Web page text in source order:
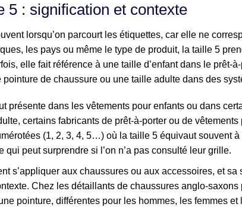
5 : signification et contexte
lorsqu’on parcourt les étiquettes, car elle ne
les pays ou même le type de produit, la taille 5
elle fait référence à une taille d’enfant dans le prêt-
de chaussure ou une taille adulte dans des
présente dans les vêtements pour enfants ou dans
certains fabricants de prêt-à-porter ou de
(1, 2, 3, 4, 5…) où la taille 5 équivaut souvent
qui peut surprendre si l’on n’a pas consulté leur grille.
s’appliquer aux chaussures ou aux accessoires, et sa
Chez les détaillants de chaussures anglo-saxons
pointure, différentes pour les hommes, les femmes et